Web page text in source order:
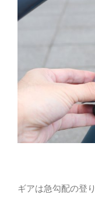
ギアは急勾配の登